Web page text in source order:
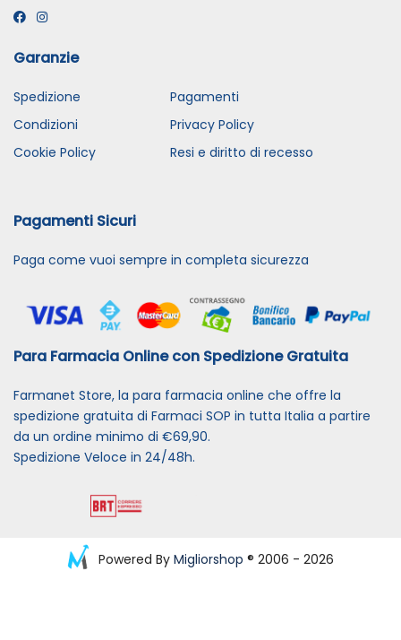
Garanzie
Spedizione
Pagamenti
Condizioni
Privacy Policy
Cookie Policy
Resi e diritto di recesso
Pagamenti Sicuri
Paga come vuoi sempre in completa sicurezza
Para Farmacia Online con Spedizione Gratuita
Farmanet Store, la para farmacia online che offre la
spedizione gratuita di Farmaci SOP in tutta Italia a partire
da un ordine minimo di €69,90.
Spedizione Veloce in 24/48h.
Powered By Migliorshop ® 2006 - 2026